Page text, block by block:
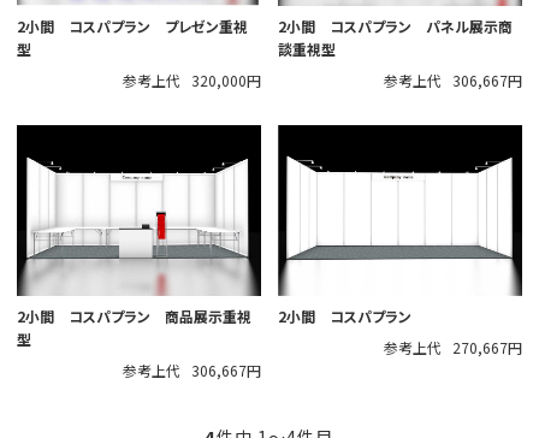
2小間 コスパプラン プレゼン重視
型
参考上代
320,000円
2小間 コスパプラン パネル展示商
談重視型
参考上代
306,667円
2小間 コスパプラン 商品展示重視
型
参考上代
306,667円
2小間 コスパプラン
参考上代
270,667円